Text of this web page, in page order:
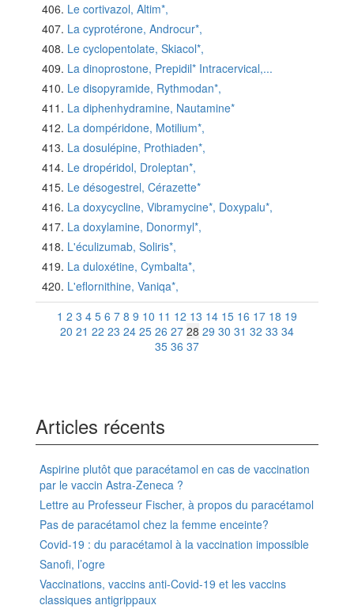
Le cortivazol, Altim*,
La cyprotérone, Androcur*,
Le cyclopentolate, Skiacol*,
La dinoprostone, Prepidil* Intracervical,...
Le disopyramide, Rythmodan*,
La diphenhydramine, Nautamine*
La dompéridone, Motilium*,
La dosulépine, Prothiaden*,
Le dropéridol, Droleptan*,
Le désogestrel, Cérazette*
La doxycycline, Vibramycine*, Doxypalu*,
La doxylamine, Donormyl*,
L'éculizumab, Soliris*,
La duloxétine, Cymbalta*,
L'eflornithine, Vaniqa*,
1 2 3 4 5 6 7 8 9 10 11 12 13 14 15 16 17 18 19
20 21 22 23 24 25 26 27 28 29 30 31 32 33 34
35 36 37
Articles récents
Aspirine plutôt que paracétamol en cas de vaccination
par le vaccin Astra-Zeneca ?
Lettre au Professeur Fischer, à propos du paracétamol
Pas de paracétamol chez la femme enceinte?
Covid-19 : du paracétamol à la vaccination impossible
Sanofi, l’ogre
Vaccinations, vaccins anti-Covid-19 et les vaccins
classiques antigrippaux